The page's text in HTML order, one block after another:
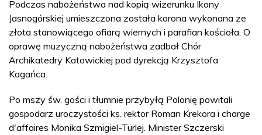
Podczas nabożeństwa nad kopią wizerunku Ikony
Jasnogórskiej umieszczona została korona wykonana ze
złota stanowiącego ofiarą wiernych i parafian kościoła. O
oprawę muzyczną nabożeństwa zadbał Chór
Archikatedry Katowickiej pod dyrekcją Krzysztofa
Kagańca.
Po mszy św. gości i tłumnie przybyłą Polonię powitali
gospodarz uroczystości ks. rektor Roman Krekora i charge
d'affaires Monika Szmigiel-Turlej. Minister Szczerski